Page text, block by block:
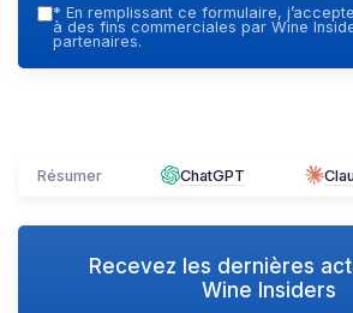
* En remplissant ce formulaire,
à des fins commerciales par Wine
partenaires.
Résumer ChatGPT
Recevez les dernières
Wine Insiders